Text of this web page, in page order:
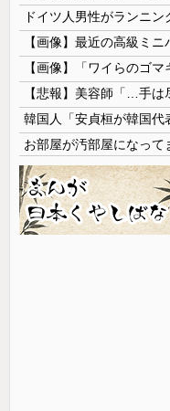
【画像】最近の高級ミ
【画像】「ワイらのゴマ
【悲報】美容師「…手
お部屋が汚部屋になって